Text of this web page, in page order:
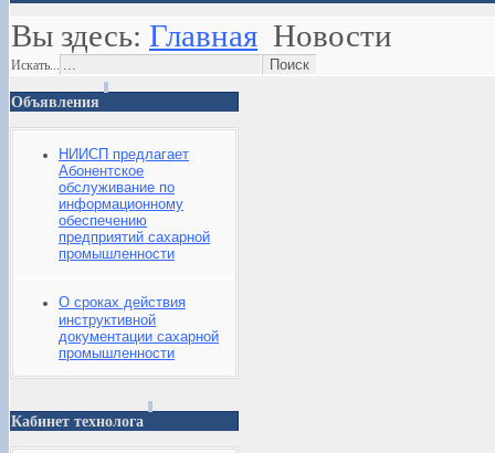
Вы здесь: Главная Новости
Искать...
Объявления
НИИСП предлагает
Абонентское
обслуживание по
информационному
обеспечению
предприятий сахарной
промышленности
О сроках действия
инструктивной
документации сахарной
промышленности
Кабинет технолога